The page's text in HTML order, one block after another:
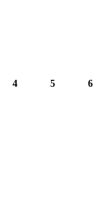
4 5 6